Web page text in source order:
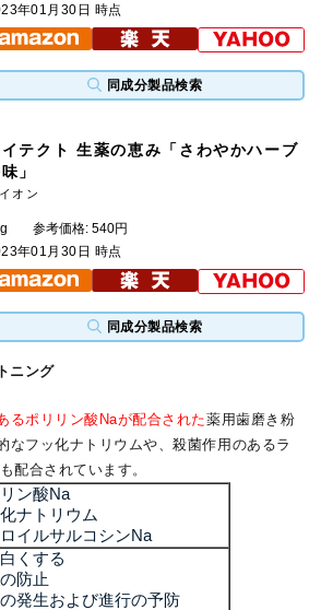
同成分製品検索
年01月30日 時点
同成分製品検索
テクト 生薬の恵み「さわやかハーブ
」
オン
参考価格: 540円
年01月30日 時点
ニング
るポリリン酸Naが配合された薬用歯磨き粉
なフッ化ナトリウムや、殺菌作用のあるラ
配合されています。
リン酸Na
化ナトリウム
ロイルサルコシンNa
くする
防止
の発生および進行の予防